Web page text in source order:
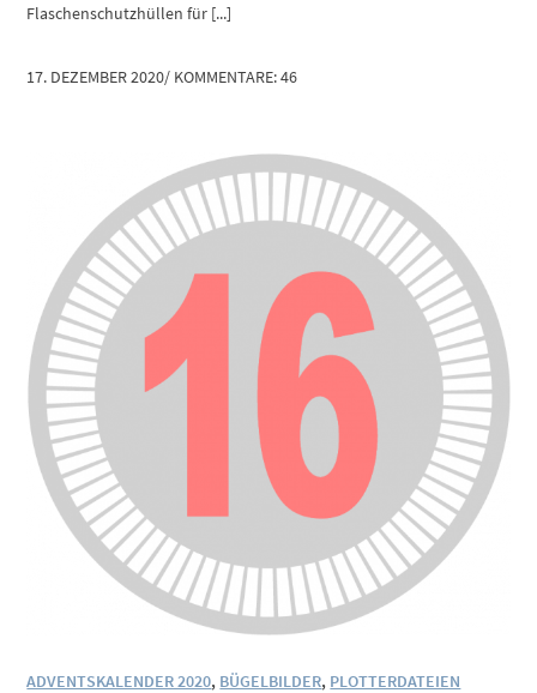
Flaschenschutzhüllen für [...]
17. DEZEMBER 2020/ KOMMENTARE: 46
ADVENTSKALENDER 2020, BÜGELBILDER, PLOTTERDATEIEN